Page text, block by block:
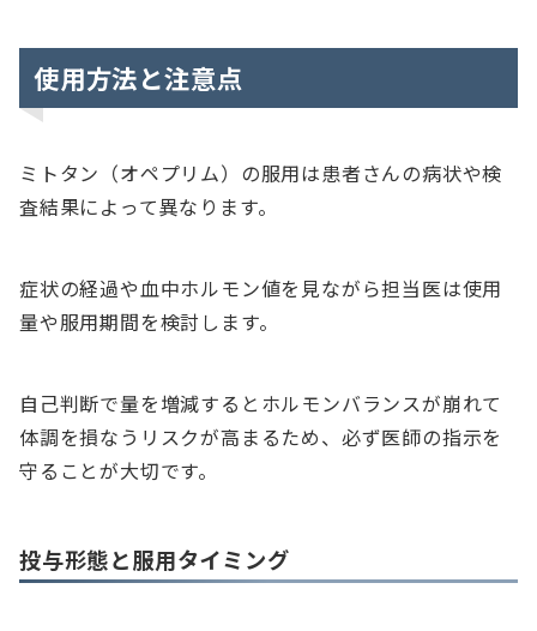
使用方法と注意点
ミトタン（オペプリム）の服用は患者さんの病状や検
査結果によって異なります。
症状の経過や血中ホルモン値を見ながら担当医は使用
量や服用期間を検討します。
自己判断で量を増減するとホルモンバランスが崩れて
体調を損なうリスクが高まるため、必ず医師の指示を
守ることが大切です。
投与形態と服用タイミング